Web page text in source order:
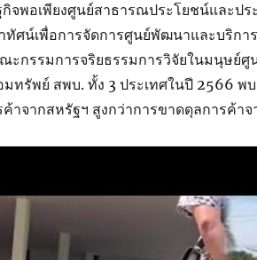
กิจพอเพียงศูนย์สาธารณประโยชน์และป
ศน์เพื่อการจัดการศูนย์พัฒนาและบริกา
ะกรรมการจริยธรรมการวิจัยในมนุษย์
ทรัพย์ สพบ. ทั้ง 3 ประเทศในปี 2566 พบ
ค้าจากสหรัฐฯ สูงกว่าการขาดดุลการค้า